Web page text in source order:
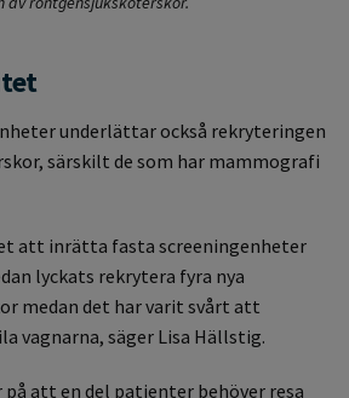
underlättar också rekryteringen
särskilt de som har mammografi
att inrätta fasta screeningenheter
lyckats rekrytera fyra nya
medan det har varit svårt att
vagnarna, säger Lisa Hällstig.
på att en del patienter behöver resa